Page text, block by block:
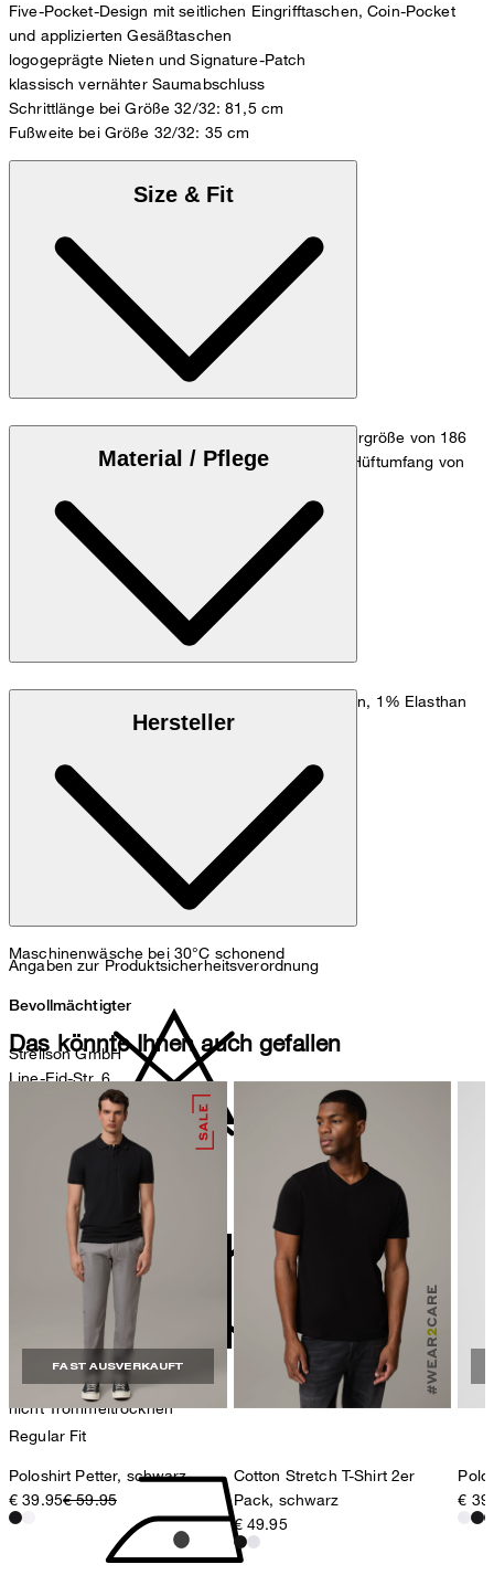
Five-Pocket-Design mit seitlichen Eingrifftaschen, Coin-Pocket
und applizierten Gesäßtaschen
logogeprägte Nieten und Signature-Patch
klassisch vernähter Saumabschluss
Schrittlänge bei Größe 32/32: 81,5 cm
Fußweite bei Größe 32/32: 35 cm
Size & Fit
Das Model trägt die Größe 32/32 bei einer Körpergröße von 186
cm, einem Taillenumfang von 84 cm und einem Hüftumfang von
Zum Jeans Guide
Material / Pflege
Cotton-Stretch aus 95% Baumwolle, 4% Elasthan, 1% Elasthan
Maschinenwäsche bei 30°C schonend
nicht bleichen
nicht Trommeltrocknen
Hersteller
Angaben zur Produktsicherheitsverordnung
Bevollmächtigter
Strellson GmbH
Line-Eid-Str. 6
78467 Konstanz
contact@strellson.com
Produzent
Strellson AG
Sonnenwiesenstrasse 21
8280 Kreuzlingen
Das könnte Ihnen auch gefallen
FAST AUSVERKAUFT
Regular Fit
Poloshirt Petter, schwarz
€ 39.95€ 59.95
Cotton Stretch T-Shirt 2er
Pack, schwarz
€ 49.95
€